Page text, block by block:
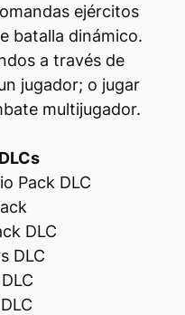
ejércitos
batalla dinámico.
a través de
jugador; o jugar
multijugador.
Pack DLC
DLC
DLC